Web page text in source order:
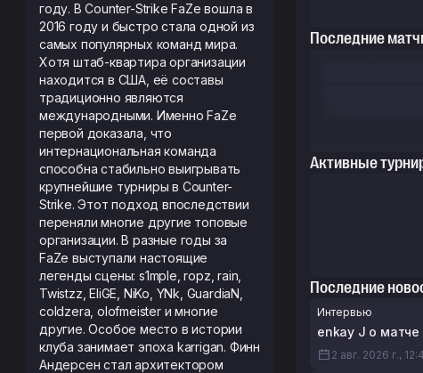
году. В Counter-Strike FaZe вошла в
2016 году и быстро стала одной из
самых популярных команд мира.
Хотя штаб-квартира организации
находится в США, её составы
традиционно являются
международными. Именно FaZe
первой доказала, что
интернациональная команда
способна стабильно выигрывать
крупнейшие турниры в Counter-
Strike. Этот подход впоследствии
переняли многие другие топовые
организации. В разные годы за
FaZe выступали настоящие
легенды сцены: s1mple, ropz, rain,
Twistzz, EliGE, NiKo, YNk, GuardiaN,
coldzera, olofmeister и многие
другие. Особое место в истории
клуба занимает эпоха karrigan. Финн
Андерсен стал архитектором
Последние
Активные
Последние
Интервью
enkay J о матче
2 авг. 2026 г.,